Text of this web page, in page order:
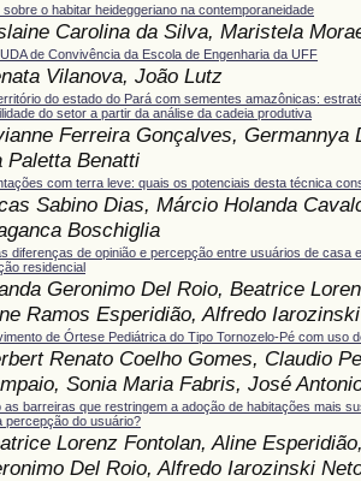
sobre o habitar heideggeriano na contemporaneidade
Carolina da Silva, Maristela
de Convivência da Escola de Engenharia da UFF
Vilanova, João Lutz
do estado do Pará com sementes amazônicas:
do setor a partir da análise da cadeia produtiva
Ferreira Gonçalves, Germannya
Paletta Benatti
com terra leve: quais os potenciais desta técnica
Sabino Dias, Márcio Holanda
Boschiglia
diferenças de opinião e percepção entre usuários de casa
residencial
Geronimo Del Roio, Beatrice
Ramos Esperidião, Alfredo
de Órtese Pediátrica do Tipo Tornozelo-Pé com uso
Renato Coelho Gomes, Claudio
Sonia Maria Fabris, José
as barreiras que restringem a adoção de habitações mais
percepção do usuário?
Lorenz Fontolan, Aline
Del Roio, Alfredo Iarozinski